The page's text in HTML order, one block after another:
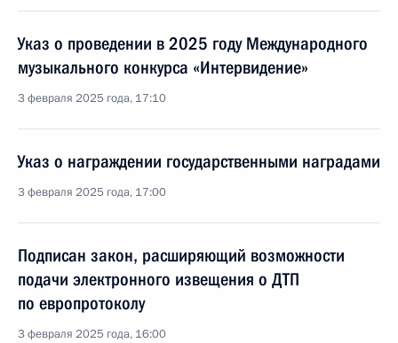
Указ о проведении в 2025 году Международного
музыкального конкурса «Интервидение»
3 февраля 2025 года, 17:10
Указ о награждении государственными наградами
3 февраля 2025 года, 17:00
Подписан закон, расширяющий возможности
подачи электронного извещения о ДТП
по европротоколу
3 февраля 2025 года, 16:00